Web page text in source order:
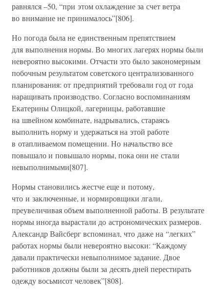
равнялся –50, “при этом охлаждение за счет ветра
во внимание не принималось”[806].
Но погода была не единственным препятствием
для выполнения нормы. Во многих лагерях нормы были
невероятно высокими. Отчасти это было закономерным
побочным результатом советского централизованного
планирования: от предприятий требовали год от года
наращивать производство. Согласно воспоминаниям
Екатерины Олицкой, лагерницы, работавшие
на швейном комбинате, надрывались, стараясь
выполнить норму и удержаться на этой работе
в отапливаемом помещении. Но начальство все
повышало и повышало нормы, пока они не стали
невыполнимыми[807].
Нормы становились жестче еще и потому,
что и заключенные, и нормировщики лгали,
преувеличивая объем выполненной работы. В результате
нормы иногда вырастали до астрономических размеров.
Александр Вайсберг вспоминал, что даже на “легких”
работах нормы были невероятно высоки: “Каждому
давали практически невыполнимое задание. Двое
работников должны были за десять дней перестирать
одежду восьмисот человек”[808].